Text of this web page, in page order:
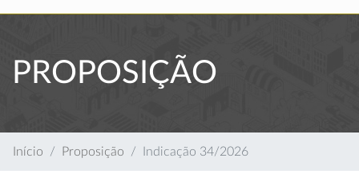
PROPOSIÇÃO
Início Proposição Indicação 34/2026